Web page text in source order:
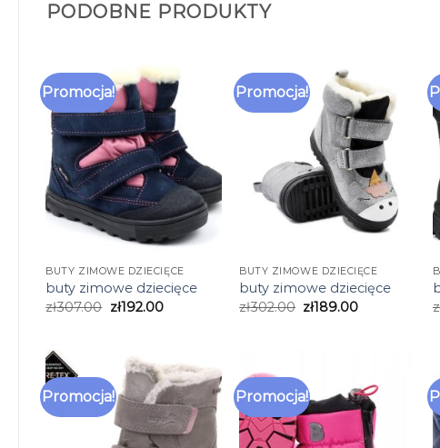
PODOBNE PRODUKTY
Promocja!
BUTY ZIMOWE DZIECIĘCE
buty zimowe dziecięce
zł307.00 zł192.00
Promocja!
BUTY ZIMOWE DZIECIĘCE
buty zimowe dziecięce
zł302.00 zł189.00
Promocja! Promocja!